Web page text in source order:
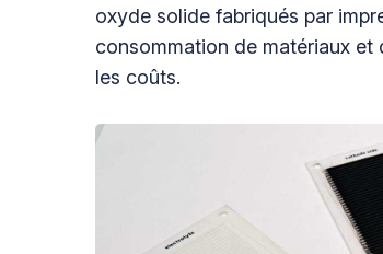
oxyde solide fabriqués par
consommation de matériaux
les coûts.